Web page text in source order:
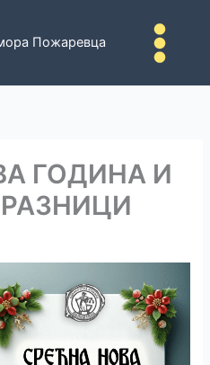
Пожаревца
ГОДИНА И